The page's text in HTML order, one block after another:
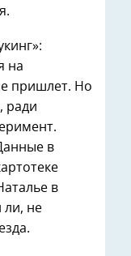
на
пришлет. Но
ради
в
в
ли, не